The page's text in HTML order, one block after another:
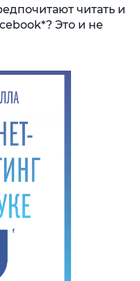
читать и
Это и не